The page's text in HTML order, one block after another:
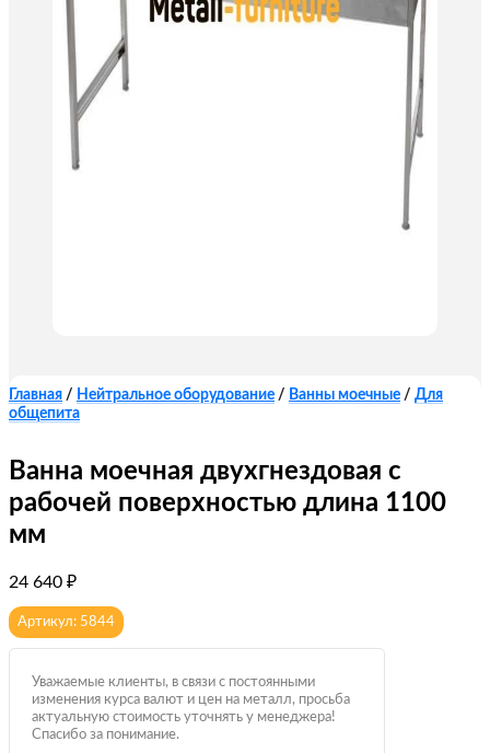
Главная / Нейтральное оборудование / Ванны моечные / Для
общепита
Ванна моечная двухгнездовая с
рабочей поверхностью длина 1100
мм
24 640 ₽
Артикул: 5844
Уважаемые клиенты, в связи с постоянными
изменения курса валют и цен на металл, просьба
актуальную стоимость уточнять у менеджера!
Спасибо за понимание.